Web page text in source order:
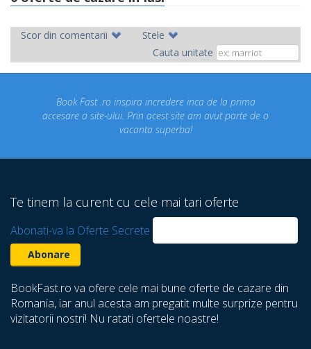
Scor din comentarii
Stele
Cauta unitate
inspira incredere inca de la prima
ului. Prin acest site am avut parte de o
Concediul nostru
un concediu de
Te tinem la curent cu cele mai tari oferte
Abonati-va la Oferte Secrete
BookFast.ro va ofere cele mai bune oferte de cazare din
Romania, iar anul acesta am pregatit multe surprize pentru
vizitatorii nostri! Nu ratati ofertele noastre!